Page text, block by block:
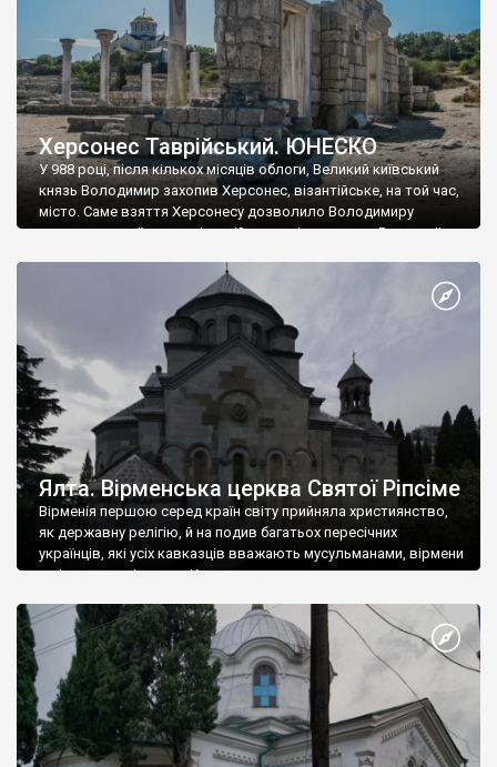
Херсонес Таврійський. ЮНЕСКО
У 988 році, після кількох місяців облоги, Великий київський
князь Володимир захопив Херсонес, візантійське, на той час,
місто. Саме взяття Херсонесу дозволило Володимиру
диктувати свої умови візантійському імператору Василю ІІ, та
Херсонесі Володимир-язичник, став Василем-християнином.
А потім було Хрещення Русі. На честь Херсонесу Таврійського
Ялта. Вірменська церква Святої Ріпсіме
Вірменія першою серед країн світу прийняла християнство,
як державну релігію, й на подив багатьох пересічних
українців, які усіх кавказців вважають мусульманами, вірмени
є відданими вірянами Христа